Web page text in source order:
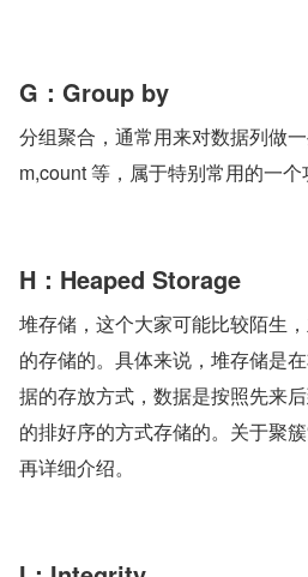
G：Group by
分组聚合，通常用来对数据列做
m,count 等，属于特别常用的一个
H：Heaped Storage
堆存储，这个大家可能比较陌生
的存储的。具体来说，堆存储是
据的存放方式，数据是按照先来
的排好序的方式存储的。关于聚
再详细介绍。